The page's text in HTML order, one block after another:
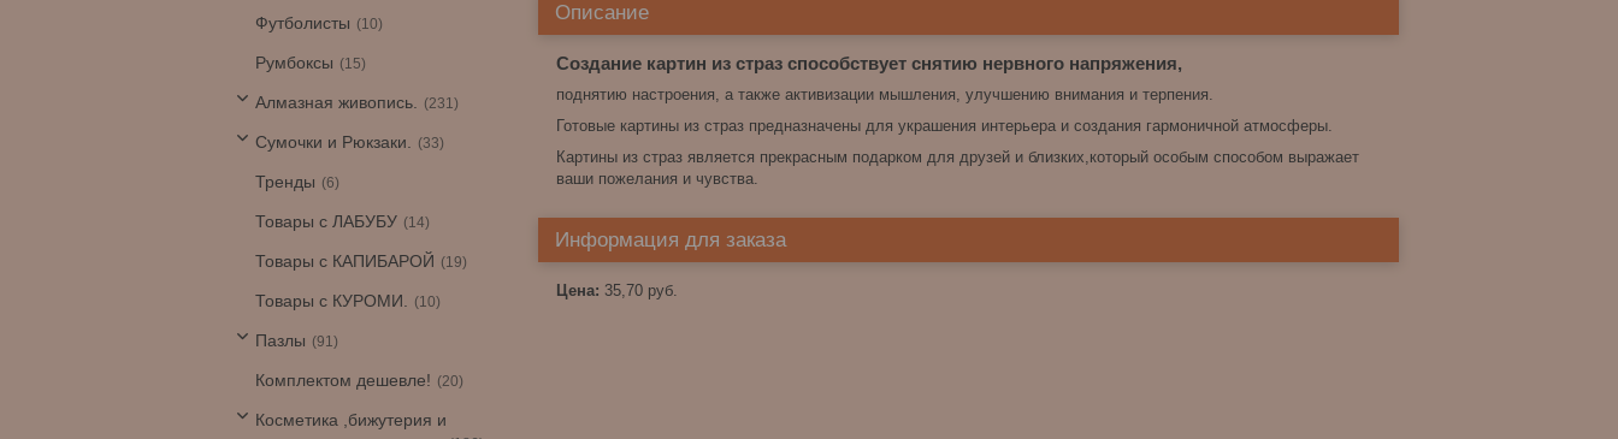
Описание
Создание картин из страз способствует снятию нервного напряжения,
поднятию настроения, а также активизации мышления, улучшению внимания и терпения.
Готовые картины из страз предназначены для украшения интерьера и создания гармоничной атмосферы.
Картины из страз является прекрасным подарком для друзей и близких,который особым способом выражает
ваши пожелания и чувства.
Информация для заказа
Цена: 35,70 руб.
Футболисты 10
Румбоксы 15
Алмазная живопись. 231
Сумочки и Рюкзаки. 33
Тренды 6
Товары с ЛАБУБУ 14
Товары с КАПИБАРОЙ 19
Товары с КУРОМИ. 10
Пазлы 91
Комплектом дешевле! 20
Косметика ,бижутерия и